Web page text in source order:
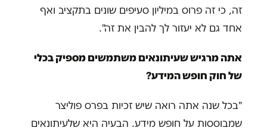
זה, כי זה פרוס במיליון סעיפים שונים בתקציב ואף
אחד גם לא יעזור לך להבין את זה".
אתה מרגיש שעיתונאים משתמשים מספיק בכלי
של חוק חופש המידע?
"בכל שנה אתה רואה שיש זכיות בפרס פוליצר
שמבוססות על חופש מידע. הבעיה היא שלעיתונאים